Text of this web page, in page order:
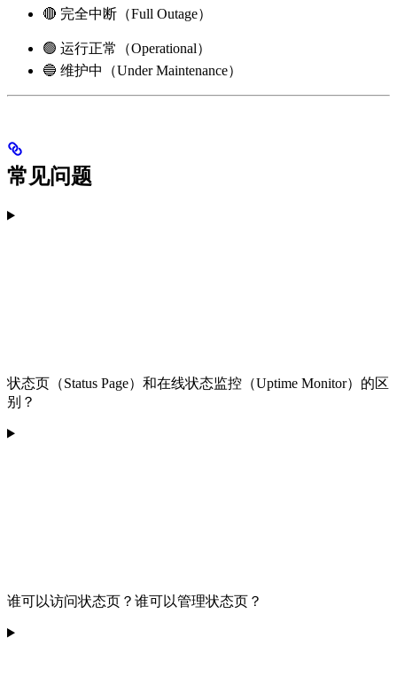
🔴 完全中断（Full Outage）
🟢 运行正常（Operational）
🔵 维护中（Under Maintenance）
常见问题
状态页（Status Page）和在线状态监控（Uptime Monitor）的区
别？
谁可以访问状态页？谁可以管理状态页？